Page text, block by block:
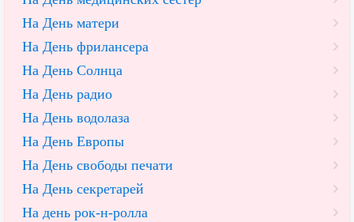
На День матери
На День фрилансера
На День Солнца
На День радио
На День водолаза
На День Европы
На День свободы печати
На День секретарей
На день рок-н-ролла